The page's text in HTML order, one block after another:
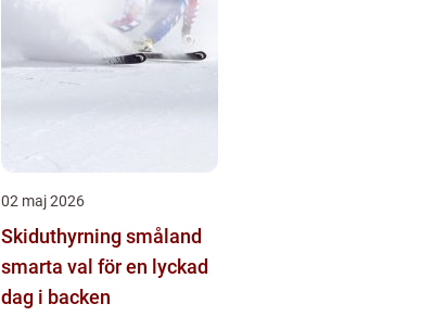
02 maj 2026
Skiduthyrning småland
smarta val för en lyckad
dag i backen